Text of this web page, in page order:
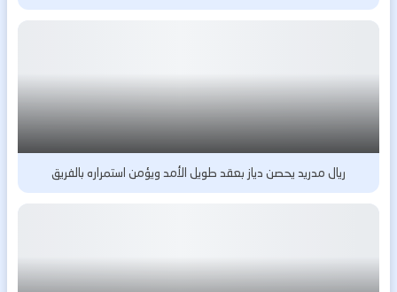
ريال مدريد يحصن دياز بعقد طويل الأمد ويؤمن استمراره بالفريق